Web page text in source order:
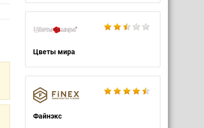
Цветы мира
Файнэкс